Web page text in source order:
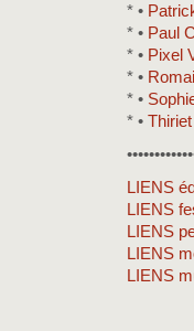
* •
* • Paul
* • Pixel
* •
* •
* • Thiriet
LIENS
LIENS
LIENS
LIENS
LIENS